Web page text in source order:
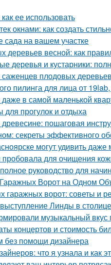
ее использовать
окнами: как создать
сада на вашем участке
деревьев весной: как
деревья и кустарники:
плодовых
пилинга для лица от
в самой маленькой
прогулок и отдыха
пошаговая
секреты эффективного
могут удивить даже
для очищения
руководство для
Ворот на Одном
гаражных ворот: советы и
Линды в столице
музыкальный вкус
концертов и стоимость
без помощи дизайнера
что я узнала и как